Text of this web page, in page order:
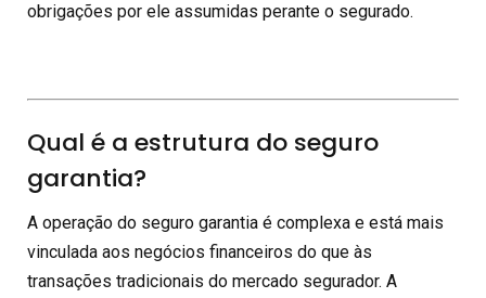
obrigações por ele assumidas perante o segurado.
Qual é a estrutura do seguro
garantia?
A operação do seguro garantia é complexa e está mais
vinculada aos negócios financeiros do que às
transações tradicionais do mercado segurador. A